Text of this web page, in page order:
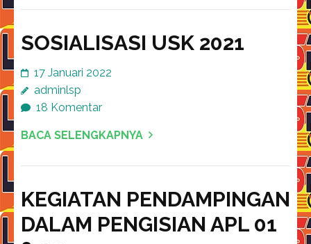
SOSIALISASI USK 2021
17 Januari 2022
adminlsp
18 Komentar
BACA SELENGKAPNYA
KEGIATAN PENDAMPINGAN
DALAM PENGISIAN APL 01